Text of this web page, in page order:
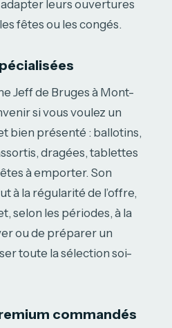
leurs ouvertures
fêtes ou les congés.
Jeff de Bruges à Mont-
si vous voulez un
bien présenté : ballotins,
dragées, tablettes
à emporter. Son
à la régularité de l’offre,
selon les périodes, à la
ou de préparer un
toute la sélection soi-
commandés